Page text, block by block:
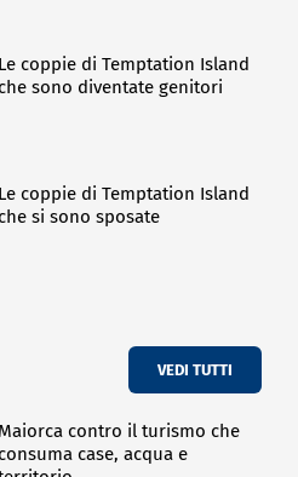
Le coppie di Temptation Island
che sono diventate genitori
Le coppie di Temptation Island
che si sono sposate
VEDI TUTTI
Maiorca contro il turismo che
consuma case, acqua e